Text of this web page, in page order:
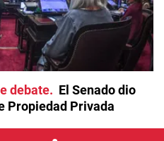
debate
El Senado dio
Propiedad Privada